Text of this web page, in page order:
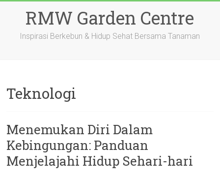
RMW Garden Centre
Inspirasi Berkebun & Hidup Sehat Bersama Tanaman
Teknologi
Menemukan Diri Dalam
Kebingungan: Panduan
Menjelajahi Hidup Sehari-hari